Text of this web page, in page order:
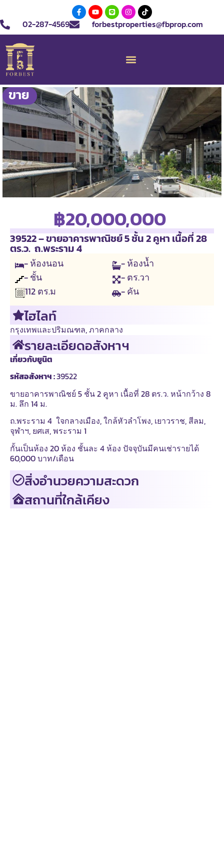
02-287-4569 forbestproperties@fbprop.com
ขาย
฿20,000,000
39522 – ขายอาคารพาณิชย์ 5 ชั้น 2 คูหา เนื้อที่ 28
ตร.ว. ถ.พระราม 4
- ห้องนอน
- ห้องน้ำ
- ชั้น
- ตร.วา
112ตร.ม - คัน
ไฮไลท์
กรุงเทพและปริมณฑล,ภาคกลาง
รายละเอียดอสังหาฯ
เกี่ยวกับยูนิต
รหัสอสังหาฯ :39522
ขายอาคารพาณิชย์ 5 ชั้น 2 คูหา เนื้อที่ 28 ตร.ว. หน้ากว้าง 8
ม. ลึก 14 ม.
ถ.พระราม 4 ใจกลางเมือง, ใกล้หัวลำโพง, เยาวราช, สีลม,
จุฬาฯ, ยศเส, พระราม 1
กั้นเป็นห้อง 20 ห้อง ชั้นละ 4 ห้อง ปัจจุบันมีคนเช่ารายได้
60,000 บาท/เดือน
สิ่งอำนวยความสะดวก
สถานที่ใกล้เคียง